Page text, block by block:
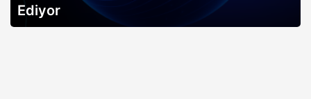
Ediyor